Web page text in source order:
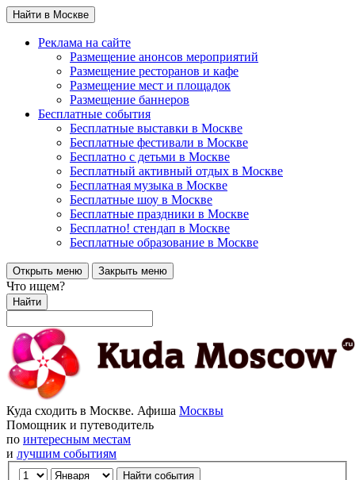
Найти в Москве
Реклама на сайте
Размещение анонсов мероприятий
Размещение ресторанов и кафе
Размещение мест и площадок
Размещение баннеров
Бесплатные события
Бесплатные выставки в Москве
Бесплатные фестивали в Москве
Бесплатно с детьми в Москве
Бесплатный активный отдых в Москве
Бесплатная музыка в Москве
Бесплатные шоу в Москве
Бесплатные праздники в Москве
Бесплатно! стендап в Москве
Бесплатные образование в Москве
Открыть меню Закрыть меню
Что ищем?
Найти
Куда сходить в Москве. Афиша Москвы
Помощник и путеводитель
по интересным местам
и лучшим событиям